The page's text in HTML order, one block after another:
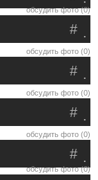
обсудить фото (0)
.
#
обсудить фото (0)
.
#
обсудить фото (0)
.
#
обсудить фото (0)
.
#
обсудить фото (0)